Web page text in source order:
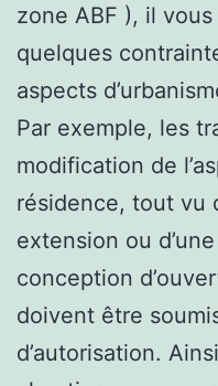
zone ABF ), il
quelques
aspects
Par exemple, les
modification de
résidence, tout vu
extension ou
conception
doivent être
d’autorisation.